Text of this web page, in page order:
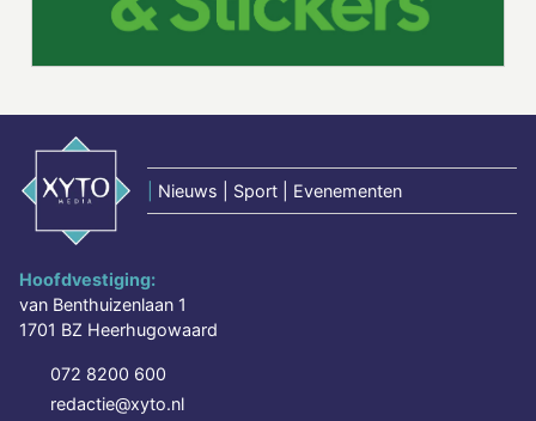
Nieuws | Sport | Evenementen
Hoofdvestiging:
van Benthuizenlaan 1
1701 BZ Heerhugowaard
072 8200 600
redactie@xyto.nl